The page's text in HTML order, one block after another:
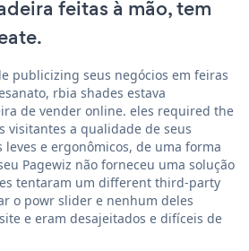
feitas à mão, tem
publicizing seus negócios em feiras
rbia shades estava
de vender online. eles required the
visitantes a qualidade de seus
e ergonômicos, de uma forma
Pagewiz não forneceu uma solução
tentaram um different third-party
o powr slider e nenhum deles
e eram desajeitados e difíceis de